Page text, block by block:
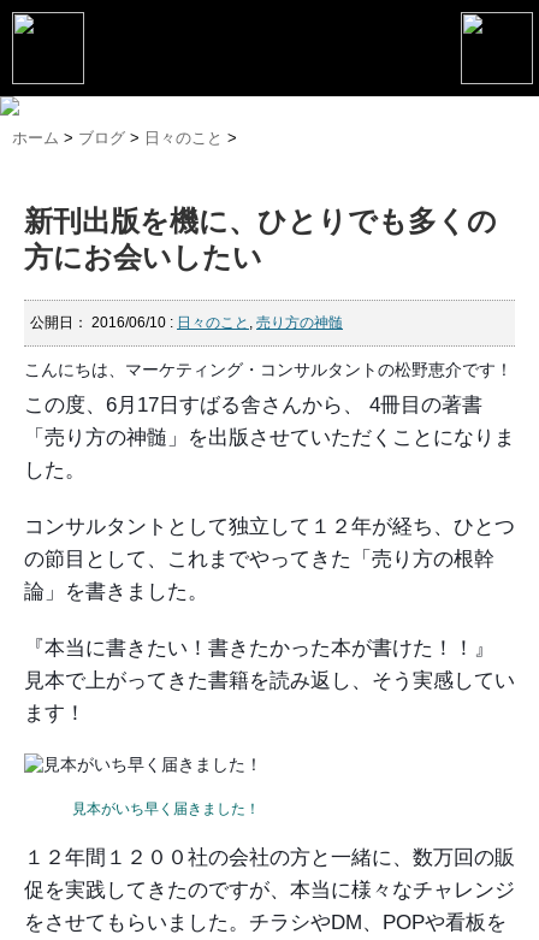
トップページ
松野恵介のブログ
会社概要
スケジュール
講演・セミナー
コンサルティング
マーケティング塾
書籍
ガイアの実績
お問い合わせ
ホーム > ブログ > 日々のこと >
新刊出版を機に、ひとりでも多くの
方にお会いしたい
公開日： 2016/06/10 : 日々のこと , 売り方の神髄
こんにちは、マーケティング・コンサルタントの松野恵介です！
この度、6月17日すばる舎さんから、
4冊目の著書
「売り方の神髄」を出版させていただくことになりま
した。
コンサルタントとして独立して１２年が経ち、ひとつ
の節目として、これまでやってきた「売り方の根幹
論」を書きました。
『本当に書きたい！書きたかった本が書けた！！』
見本で上がってきた書籍を読み返し、そう実感してい
ます！
見本がいち早く届きました！
１２年間１２００社の会社の方と一緒に、数万回の販
促を実践してきたのですが、本当に様々なチャレンジ
をさせてもらいました。チラシやDM、POPや看板を